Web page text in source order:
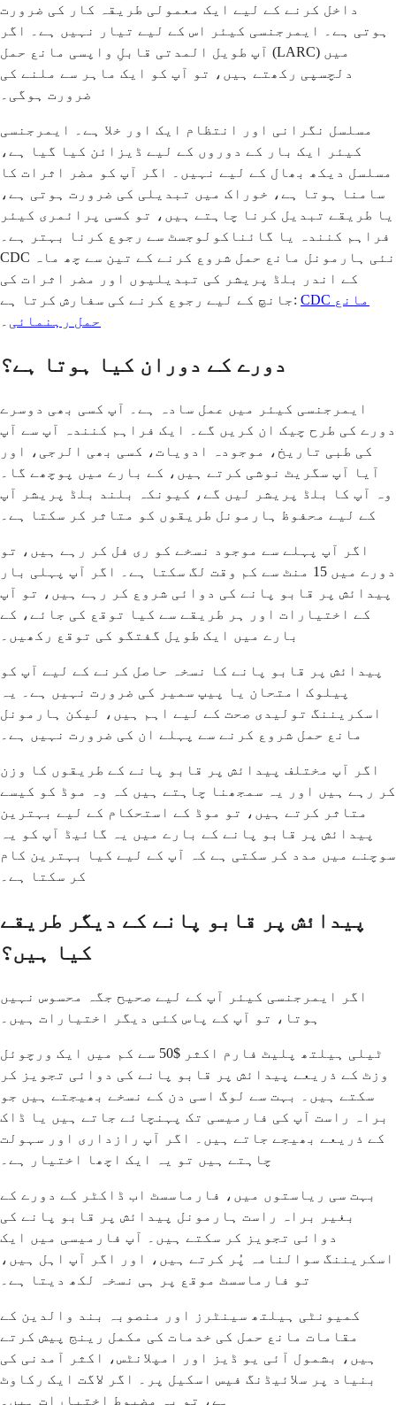
داخل کرنے کے لیے ایک معمولی طریقہ کار کی ضرورت
ہوتی ہے۔ ایمرجنسی کیئر اس کے لیے تیار نہیں ہے۔ اگر
آپ طویل المدتی قابلِ واپسی مانع حمل (LARC) میں
دلچسپی رکھتے ہیں، تو آپ کو ایک ماہر سے ملنے کی
ضرورت ہوگی۔
مسلسل نگرانی اور انتظام ایک اور خلا ہے۔ ایمرجنسی
کیئر ایک بار کے دوروں کے لیے ڈیزائن کیا گیا ہے،
مسلسل دیکھ بھال کے لیے نہیں۔ اگر آپ کو مضر اثرات کا
سامنا ہوتا ہے، خوراک میں تبدیلی کی ضرورت ہوتی ہے،
یا طریقے تبدیل کرنا چاہتے ہیں، تو کسی پرائمری کیئر
فراہم کنندہ یا گائناکولوجسٹ سے رجوع کرنا بہتر ہے۔
CDC نئی ہارمونل مانع حمل شروع کرنے کے تین سے چھ ماہ
کے اندر بلڈ پریشر کی تبدیلیوں اور مضر اثرات کی
جانچ کے لیے رجوع کرنے کی سفارش کرتا ہے: CDC مانع
حمل رہنمائی
دورے کے دوران کیا ہوتا ہے؟
ایمرجنسی کیئر میں عمل سادہ ہے۔ آپ کسی بھی دوسرے
دورے کی طرح چیک ان کریں گے۔ ایک فراہم کنندہ آپ سے آپ
کی طبی تاریخ، موجودہ ادویات، کسی بھی الرجی، اور
آیا آپ سگریٹ نوشی کرتے ہیں، کے بارے میں پوچھے گا۔
وہ آپ کا بلڈ پریشر لیں گے، کیونکہ بلند بلڈ پریشر آپ
کے لیے محفوظ ہارمونل طریقوں کو متاثر کر سکتا ہے۔
اگر آپ پہلے سے موجود نسخے کو ری فل کر رہے ہیں، تو
دورے میں 15 منٹ سے کم وقت لگ سکتا ہے۔ اگر آپ پہلی بار
پیدائش پر قابو پانے کی دوائی شروع کر رہے ہیں، تو آپ
کے اختیارات اور ہر طریقے سے کیا توقع کی جائے، کے
بارے میں ایک طویل گفتگو کی توقع رکھیں۔
پیدائش پر قابو پانے کا نسخہ حاصل کرنے کے لیے آپ کو
پیلوک امتحان یا پیپ سمیر کی ضرورت نہیں ہے۔ یہ
اسکریننگ تولیدی صحت کے لیے اہم ہیں، لیکن ہارمونل
مانع حمل شروع کرنے سے پہلے ان کی ضرورت نہیں ہے۔
اگر آپ مختلف پیدائش پر قابو پانے کے طریقوں کا وزن
کر رہے ہیں اور یہ سمجھنا چاہتے ہیں کہ وہ موڈ کو کیسے
متاثر کرتے ہیں، تو موڈ کے استحکام کے لیے بہترین
پیدائش پر قابو پانے کے بارے میں یہ گائیڈ آپ کو یہ
سوچنے میں مدد کر سکتی ہے کہ آپ کے لیے کیا بہترین کام
کر سکتا ہے۔
پیدائش پر قابو پانے کے دیگر طریقے
کیا ہیں؟
اگر ایمرجنسی کیئر آپ کے لیے صحیح جگہ محسوس نہیں
ہوتا، تو آپ کے پاس کئی دیگر اختیارات ہیں۔
ٹیلی ہیلتھ پلیٹ فارم اکثر $50 سے کم میں ایک ورچوئل
وزٹ کے ذریعے پیدائش پر قابو پانے کی دوائی تجویز کر
سکتے ہیں۔ بہت سے لوگ اسی دن کے نسخے بھیجتے ہیں جو
براہ راست آپ کی فارمیسی تک پہنچائے جاتے ہیں یا ڈاک
کے ذریعے بھیجے جاتے ہیں۔ اگر آپ رازداری اور سہولت
چاہتے ہیں تو یہ ایک اچھا اختیار ہے۔
بہت سی ریاستوں میں، فارماسسٹ اب ڈاکٹر کے دورے کے
بغیر براہ راست ہارمونل پیدائش پر قابو پانے کی
دوائی تجویز کر سکتے ہیں۔ آپ فارمیسی میں ایک
اسکریننگ سوالنامہ پُر کرتے ہیں، اور اگر آپ اہل ہیں،
تو فارماسسٹ موقع پر ہی نسخہ لکھ دیتا ہے۔
کمیونٹی ہیلتھ سینٹرز اور منصوبہ بند والدین کے
مقامات مانع حمل کی خدمات کی مکمل رینج پیش کرتے
ہیں، بشمول آئی یو ڈیز اور امپلانٹس، اکثر آمدنی کی
بنیاد پر سلائیڈنگ فیس اسکیل پر۔ اگر لاگت ایک رکاوٹ
ہے، تو یہ مضبوط اختیارات ہیں۔